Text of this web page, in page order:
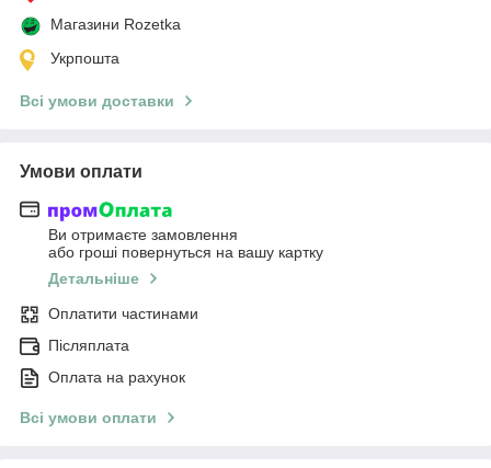
Магазини Rozetka
Укрпошта
Всі умови доставки
Умови оплати
Ви отримаєте замовлення
або гроші повернуться на вашу картку
Детальніше
Оплатити частинами
Післяплата
Оплата на рахунок
Всі умови оплати